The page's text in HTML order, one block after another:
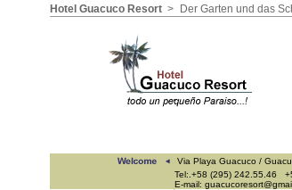
Hotel Guacuco Resort > Der Garten und das
Via Playa Guacuco /
Tel:.+58 (295) 242.55.46
E-mail: